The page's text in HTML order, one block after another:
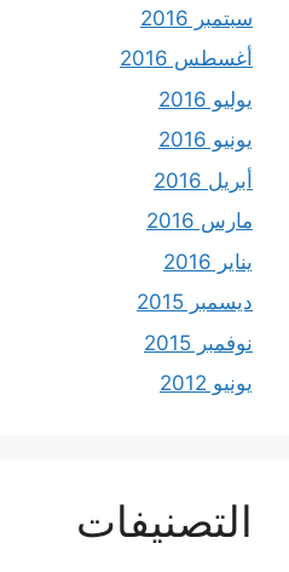
سبتمبر 2016
أغسطس 2016
يوليو 2016
يونيو 2016
أبريل 2016
مارس 2016
يناير 2016
ديسمبر 2015
نوفمبر 2015
يونيو 2012
التصنيفات